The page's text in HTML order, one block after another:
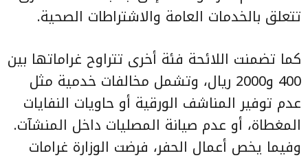
تتعلق بالخدمات العامة والاشتراطات الصحية.
كما تضمنت اللائحة فئة أخرى تتراوح غراماتها بين
400 و2000 ريال، وتشمل مخالفات خدمية مثل
عدم توفير المناشف الورقية أو حاويات النفايات
المغطاة، أو عدم صيانة المصليات داخل المنشآت.
وفيما يخص أعمال الحفر، فرضت الوزارة غرامات